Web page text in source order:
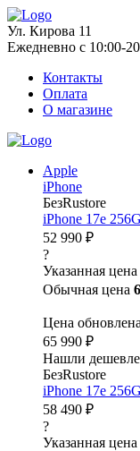
Ул. Кирова 11
Ежедневно с 10:00-
Контакты
Оплата
О магазине
Apple
iPhone
БезRustore
iPhone 17e
52 990 ₽
?
Указанная
Обычная цена
Цена
65 990 ₽
Нашли
БезRustore
iPhone 17e
58 490 ₽
?
Указанная